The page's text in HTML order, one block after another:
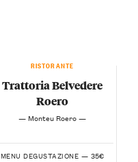
RISTORANTE
Trattoria Belvedere
Roero
— Monteu Roero —
MENU DEGUSTAZIONE — 35€